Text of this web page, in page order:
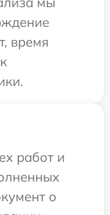
время
работ и
о